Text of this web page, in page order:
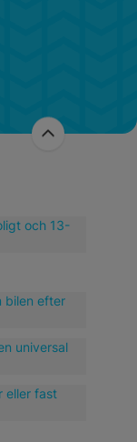
och 13-
bilen efter
universal
eller fast